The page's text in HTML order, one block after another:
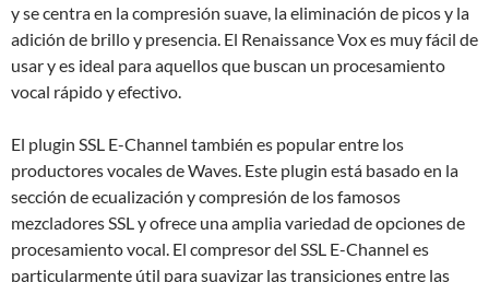
y se centra en la compresión suave, la eliminación de picos y la
adición de brillo y presencia. El Renaissance Vox es muy fácil de
usar y es ideal para aquellos que buscan un procesamiento
vocal rápido y efectivo.
El plugin SSL E-Channel también es popular entre los
productores vocales de Waves. Este plugin está basado en la
sección de ecualización y compresión de los famosos
mezcladores SSL y ofrece una amplia variedad de opciones de
procesamiento vocal. El compresor del SSL E-Channel es
particularmente útil para suavizar las transiciones entre las